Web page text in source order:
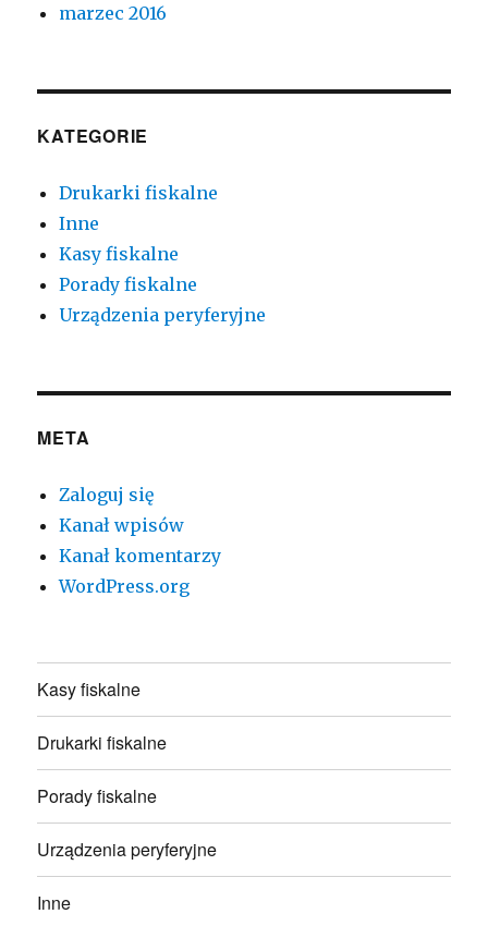
marzec 2016
KATEGORIE
Drukarki fiskalne
Inne
Kasy fiskalne
Porady fiskalne
Urządzenia peryferyjne
META
Zaloguj się
Kanał wpisów
Kanał komentarzy
WordPress.org
Kasy fiskalne
Drukarki fiskalne
Porady fiskalne
Urządzenia peryferyjne
Inne